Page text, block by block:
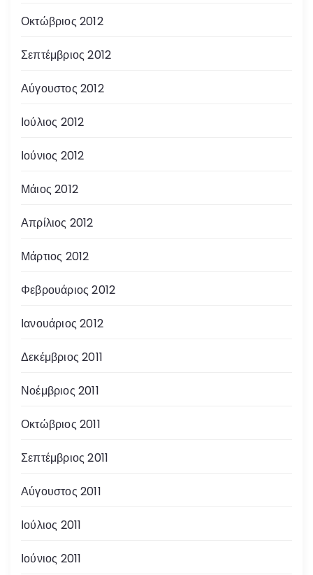
Οκτώβριος 2012
Σεπτέμβριος 2012
Αύγουστος 2012
Ιούλιος 2012
Ιούνιος 2012
Μάιος 2012
Απρίλιος 2012
Μάρτιος 2012
Φεβρουάριος 2012
Ιανουάριος 2012
Δεκέμβριος 2011
Νοέμβριος 2011
Οκτώβριος 2011
Σεπτέμβριος 2011
Αύγουστος 2011
Ιούλιος 2011
Ιούνιος 2011